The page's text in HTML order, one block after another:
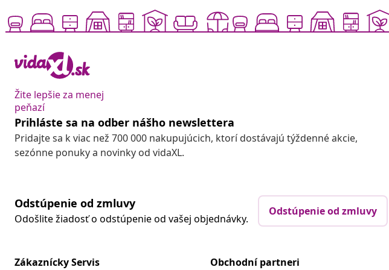
Žite lepšie za menej
peňazí
Prihláste sa na odber nášho newslettera
Pridajte sa k viac než 700 000 nakupujúcich, ktorí dostávajú týždenné akcie,
sezónne ponuky a novinky od vidaXL.
Odstúpenie od zmluvy
Odošlite žiadosť o odstúpenie od vašej objednávky.
Odstúpenie od zmluvy
Zákaznícky Servis Obchodní partneri